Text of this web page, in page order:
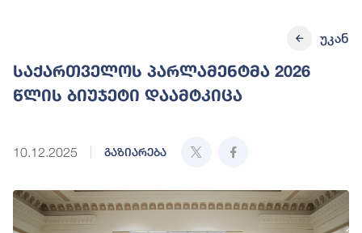
საქართველოს პარლამენტმა 2026
წლის ბიუჯეტი დაამტკიცა
10.12.2025 გაზიარება
უკან